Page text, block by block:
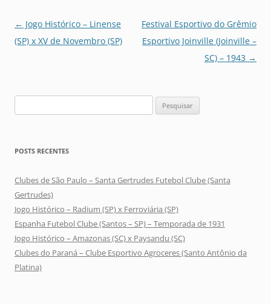
Navegação
de
← Jogo Histórico – Linense
(SP) x XV de Novembro (SP)
Festival Esportivo do Grêmio
Esportivo Joinville (Joinville –
SC) – 1943 →
por:
POSTS RECENTES
Clubes de São Paulo – Santa Gertrudes Futebol Clube (Santa
Gertrudes)
Jogo Histórico – Radium (SP) x Ferroviária (SP)
Espanha Futebol Clube (Santos – SP) – Temporada de 1931
Jogo Histórico – Amazonas (SC) x Paysandu (SC)
Clubes do Paraná – Clube Esportivo Agroceres (Santo Antônio da
Platina)